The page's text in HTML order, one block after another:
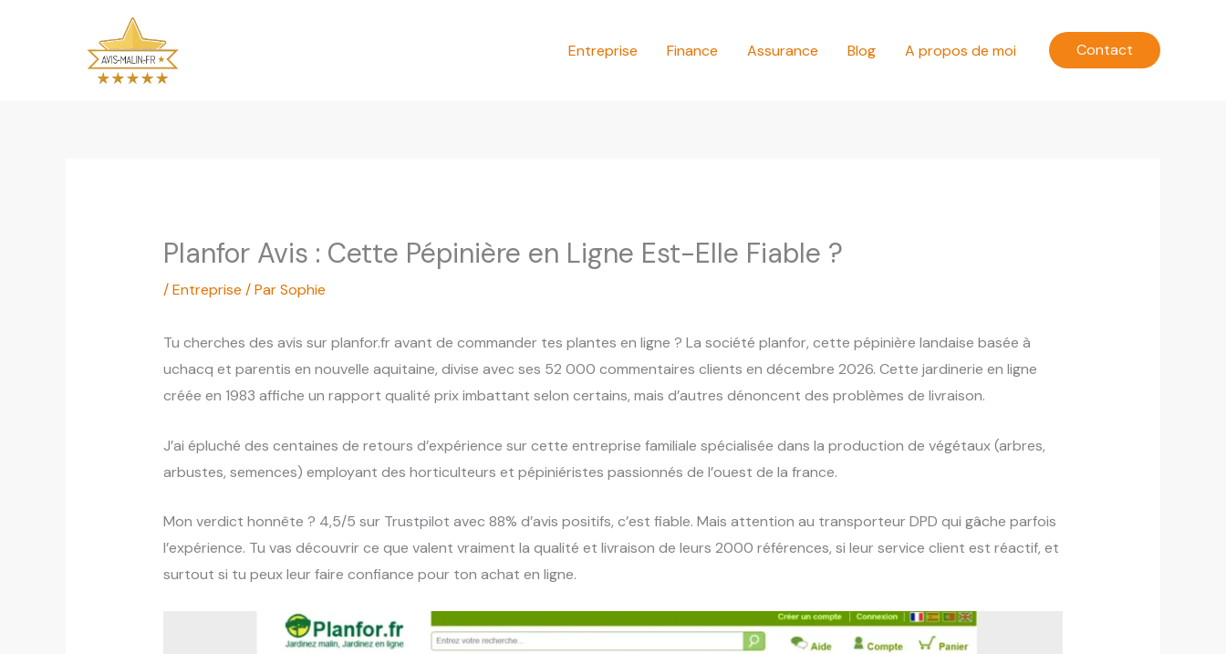
Entreprise Finance Assurance Blog A propos de moi Contact
Planfor Avis : Cette Pépinière en Ligne Est-Elle Fiable ?
/Entreprise / ParSophie
Tu cherches des avis sur planfor.fr avant de commander tes plantes en ligne ? La société planfor, cette pépinière landaise basée à
uchacq et parentis en nouvelle aquitaine, divise avec ses 52 000 commentaires clients en décembre 2026. Cette jardinerie en ligne
créée en 1983 affiche un rapport qualité prix imbattant selon certains, mais d’autres dénoncent des problèmes de livraison.
J’ai épluché des centaines de retours d’expérience sur cette entreprise familiale spécialisée dans la production de végétaux (arbres,
arbustes, semences) employant des horticulteurs et pépiniéristes passionnés de l’ouest de la france.
Mon verdict honnête ? 4,5/5 sur Trustpilot avec 88% d’avis positifs, c’est fiable. Mais attention au transporteur DPD qui gâche parfois
l’expérience. Tu vas découvrir ce que valent vraiment la qualité et livraison de leurs 2000 références, si leur service client est réactif, et
surtout si tu peux leur faire confiance pour ton achat en ligne.